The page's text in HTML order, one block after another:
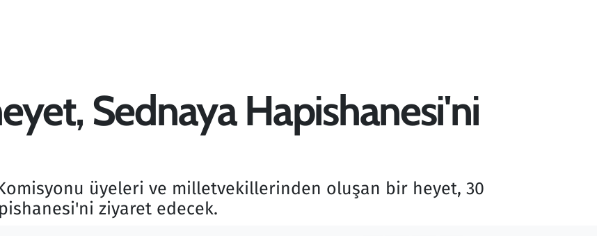
Sednaya Hapishanesi'ni
üyeleri ve milletvekillerinden oluşan bir heyet, 30
ziyaret edecek.